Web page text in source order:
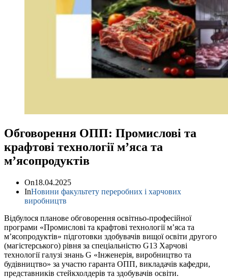
Обговорення ОПП: Промислові та
крафтові технології мʼяса та
мʼясопродуктів
On18.04.2025
InНовини факультету переробних і харчових
виробництв
Відбулося планове обговорення освітньо-професійної
програми «Промислові та крафтові технології мʼяса та
мʼясопродуктів» підготовки здобувачів вищої освіти другого
(магістерського) рівня за спеціальністю G13 Харчові
технології галузі знань G «Інженерія, виробництво та
будівництво» за участю гаранта ОПП, викладачів кафедри,
представників стейкхолдерів та здобувачів освіти.